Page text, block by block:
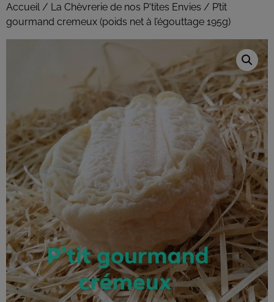
Accueil/ La Chèvrerie de nos P'tites Envies / P’tit
gourmand cremeux (poids net à l’égouttage 195g)